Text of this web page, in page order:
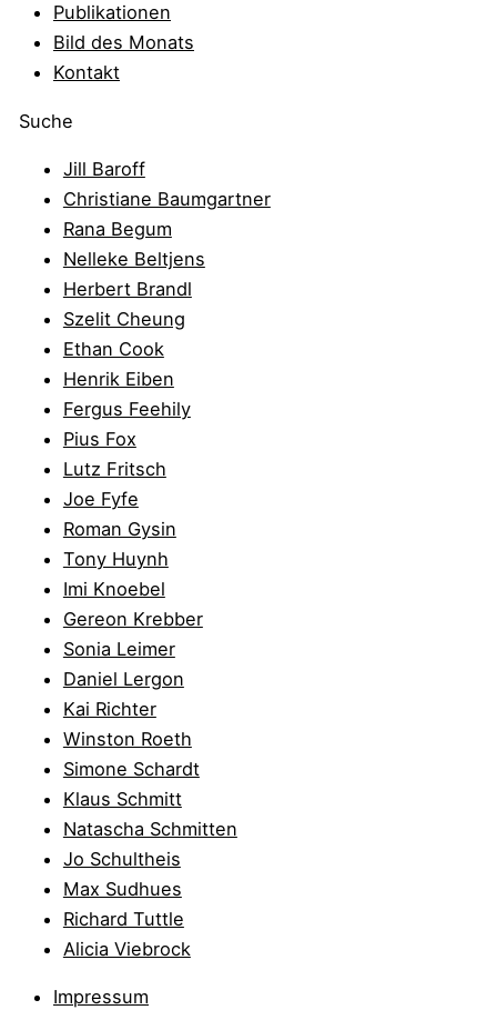
Publikationen
Bild des Monats
Kontakt
Suche
Jill Baroff
Christiane Baumgartner
Rana Begum
Nelleke Beltjens
Herbert Brandl
Szelit Cheung
Ethan Cook
Henrik Eiben
Fergus Feehily
Pius Fox
Lutz Fritsch
Joe Fyfe
Roman Gysin
Tony Huynh
Imi Knoebel
Gereon Krebber
Sonia Leimer
Daniel Lergon
Kai Richter
Winston Roeth
Simone Schardt
Klaus Schmitt
Natascha Schmitten
Jo Schultheis
Max Sudhues
Richard Tuttle
Alicia Viebrock
Impressum